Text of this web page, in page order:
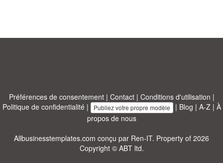
Préférences de consentement| Contact| Conditions d'utilisation |
Politique de confidentialité| Publiez votre propre modèle | Blog | A-Z| À
propos de nous
Allbusinesstemplates.com conçu par Ren-IT. Property of 2026
Copyright © ABT ltd.